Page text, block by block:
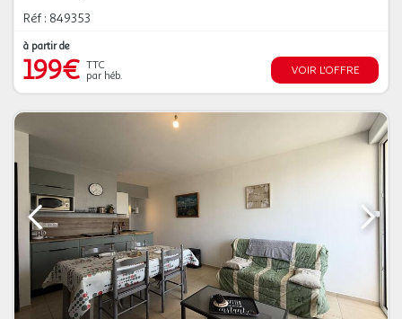
Réf : 849353
à partir de
199€ TTC
par héb.
VOIR L'OFFRE